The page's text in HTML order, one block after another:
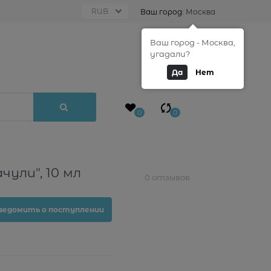
Ваш город: Москва
0
0 0
10 мл
о поступлении
0 отзывов
Ваш город - Москва,
угадали?
Да Нет